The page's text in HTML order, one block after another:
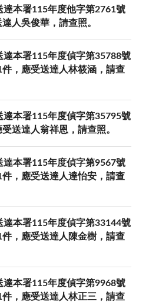
達本署115年度他字第2761號
人吳俊華，請查照。
達本署115年度偵字第35788號
，應受送達人林筱涵，請查
達本署115年度偵字第35795號
送達人翁祥恩，請查照。
達本署115年度偵字第9567號
，應受送達人達怡安，請查
達本署115年度偵字第33144號
，應受送達人陳金樹，請查
達本署115年度偵字第9968號
，應受送達人林正三，請查